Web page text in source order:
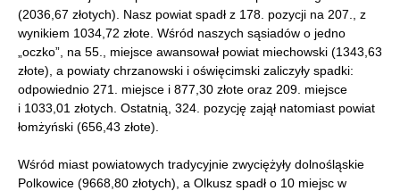
(2036,67 złotych). Nasz powiat spadł z 178. pozycji na 207., z
wynikiem 1034,72 złote. Wśród naszych sąsiadów o jedno
„oczko”, na 55., miejsce awansował powiat miechowski (1343,63
złote), a powiaty chrzanowski i oświęcimski zaliczyły spadki:
odpowiednio 271. miejsce i 877,30 złote oraz 209. miejsce
i 1033,01 złotych. Ostatnią, 324. pozycję zajął natomiast powiat
łomżyński (656,43 złote).
Wśród miast powiatowych tradycyjnie zwyciężyły dolnośląskie
Polkowice (9668,80 złotych), a Olkusz spadł o 10 miejsc w